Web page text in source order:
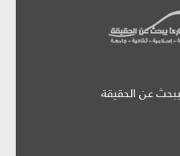
عن الحقيقة